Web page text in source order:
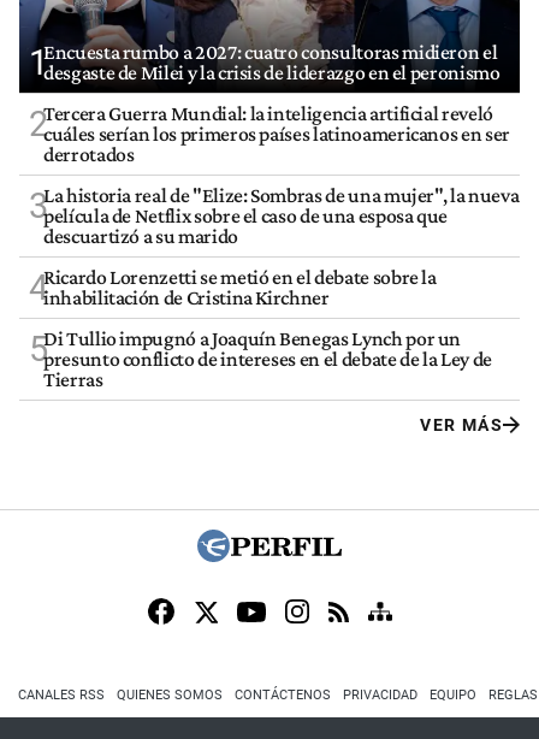
1Encuesta rumbo a 2027: cuatro consultoras midieron el
desgaste de Milei y la crisis de liderazgo en el peronismo
2Tercera Guerra Mundial: la inteligencia artificial reveló
cuáles serían los primeros países latinoamericanos en ser
derrotados
3La historia real de "Elize: Sombras de una mujer", la nueva
película de Netflix sobre el caso de una esposa que
descuartizó a su marido
4Ricardo Lorenzetti se metió en el debate sobre la
inhabilitación de Cristina Kirchner
5Di Tullio impugnó a Joaquín Benegas Lynch por un
presunto conflicto de intereses en el debate de la Ley de
Tierras
VER MÁS
CANALES RSS QUIENES SOMOS CONTÁCTENOS PRIVACIDAD EQUIPO